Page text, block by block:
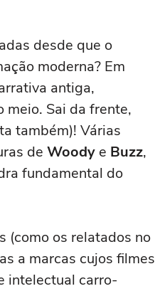
desde que o
moderna? Em
antiga,
meio. Sai da frente,
também)! Várias
de Woody e Buzz,
fundamental do
(como os relatados no
a marcas cujos filmes
intelectual carro-